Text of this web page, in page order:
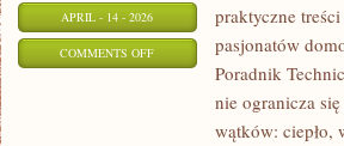
APRIL - 14 - 2026
COMMENTS OFFON
TECHNICZNY
praktyczne
pasjonatów
Poradnik
nie ogranicza
wątków: ciepło,